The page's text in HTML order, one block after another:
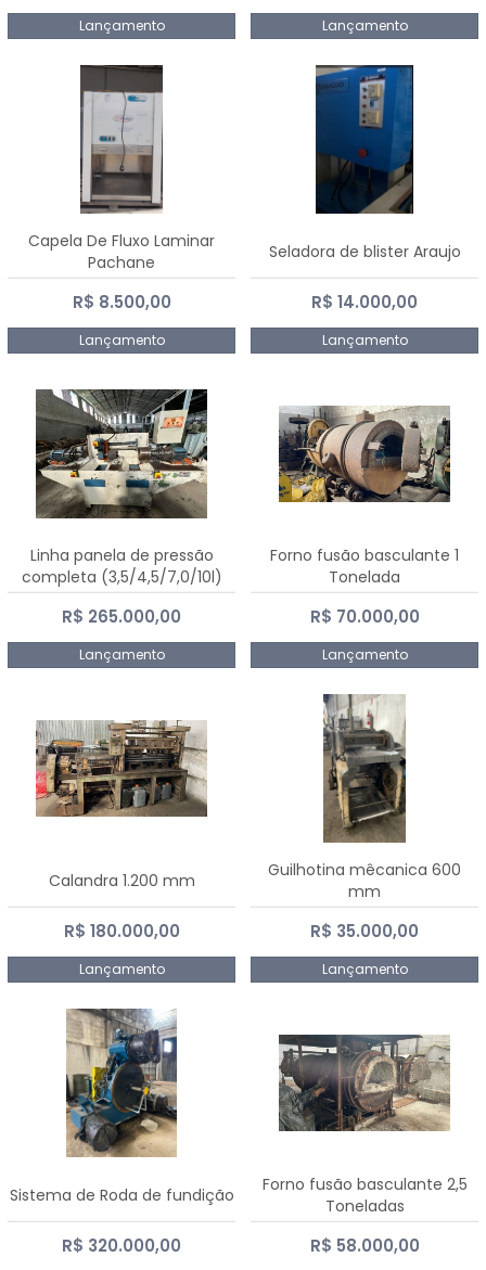
Lançamento Lançamento
Capela De Fluxo Laminar
Pachane
R$ 8.500,00
Lançamento
Seladora de blister Araujo
R$ 14.000,00
Lançamento
Linha panela de pressão
completa (3,5/4,5/7,0/10l)
R$ 265.000,00
Lançamento
Forno fusão basculante 1
Tonelada
R$ 70.000,00
Lançamento
Calandra 1.200 mm
R$ 180.000,00
Lançamento
Guilhotina mêcanica 600
mm
R$ 35.000,00
Lançamento
Sistema de Roda de fundição
R$ 320.000,00
Forno fusão basculante 2,5
Toneladas
R$ 58.000,00